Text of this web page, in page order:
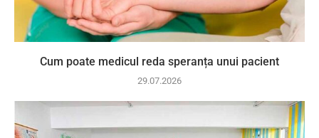
Cum poate medicul reda speranța unui pacient
29.07.2026